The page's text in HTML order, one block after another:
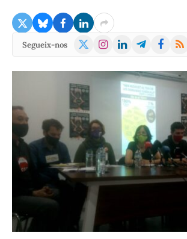
Segueix-nos
X
Instagram
LinkedInTelegramFacebook
RSS